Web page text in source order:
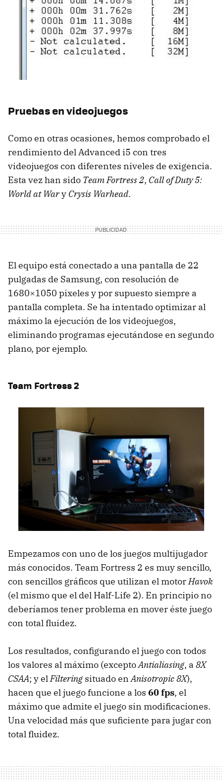
Pruebas en videojuegos
Como en otras ocasiones, hemos comprobado el
rendimiento del Advanced i5 con tres
videojuegos con diferentes niveles de exigencia.
Esta vez han sido Team Fortress 2, Call of Duty 5:
World at Wary Crysis Warhead.
El equipo está conectado a una pantalla de 22
pulgadas de Samsung, con resolución de
1680×1050 pixeles y por supuesto siempre a
pantalla completa. Se ha intentado optimizar al
máximo la ejecución de los videojuegos,
eliminando programas ejecutándose en segundo
plano, por ejemplo.
Team Fortress 2
Empezamos con uno de los juegos multijugador
más conocidos. Team Fortress 2 es muy sencillo,
con sencillos gráficos que utilizan el motorHavok
(el mismo que el del Half-Life 2). En principio no
deberíamos tener problema en mover éste juego
con total fluidez.
Los resultados, configurando el juego con todos
los valores al máximo (exceptoAntialiasing, a 8X
CSAA; y elFiltering situado enAnisotropic 8X),
hacen que el juego funcione a los 60 fps, el
máximo que admite el juego sin modificaciones.
Una velocidad más que suficiente para jugar con
total fluidez.